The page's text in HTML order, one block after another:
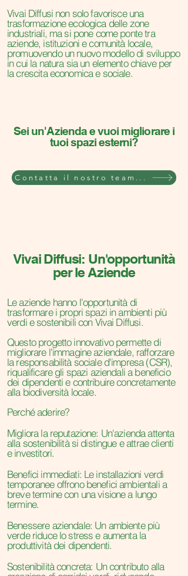
Vivai Diffusi non solo favorisce una
trasformazione ecologica delle zone
industriali, ma si pone come ponte tra
aziende, istituzioni e comunità locale,
promuovendo un nuovo modello di sviluppo
in cui la natura sia un elemento chiave per
la crescita economica e sociale.
Sei un'Azienda e vuoi migliorare i
tuoi spazi esterni?
Contatta il nostro team...
Vivai Diffusi: Un'opportunità
per le Aziende
Le aziende hanno l'opportunità di
trasformare i propri spazi in ambienti più
verdi e sostenibili con Vivai Diffusi.
Questo progetto innovativo permette di
migliorare l'immagine aziendale, rafforzare
la responsabilità sociale d'impresa (CSR),
riqualificare gli spazi aziendali a beneficio
dei dipendenti e contribuire concretamente
alla biodiversità locale.
Perché aderire?
Migliora la reputazione: Un'azienda attenta
alla sostenibilità si distingue e attrae clienti
e investitori.
Benefici immediati: Le installazioni verdi
temporanee offrono benefici ambientali a
breve termine con una visione a lungo
termine.
Benessere aziendale: Un ambiente più
verde riduce lo stress e aumenta la
produttività dei dipendenti.
Sostenibilità concreta: Un contributo alla